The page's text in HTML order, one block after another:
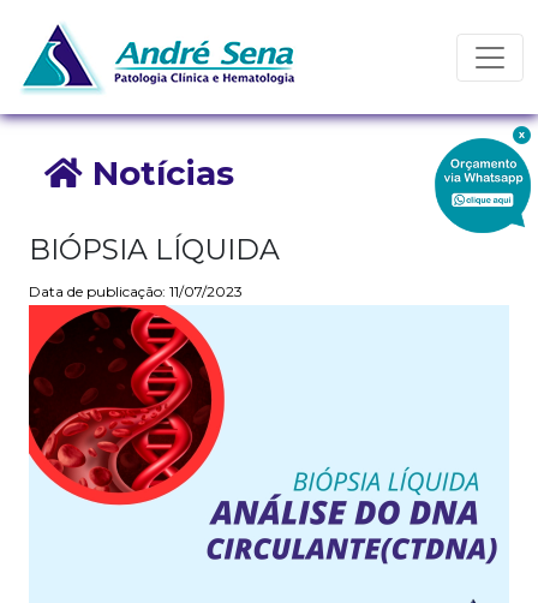
Notícias
BIÓPSIA LÍQUIDA
Data de publicação: 11/07/2023